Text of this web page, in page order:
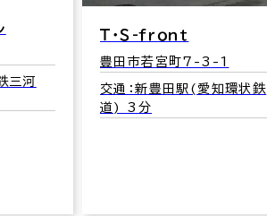
三河
Ｔ・Ｓ-ｆｒｏｎｔ
豊田市若宮町7-3-1
交通：新豊田駅(愛知環状鉄
道) 3分